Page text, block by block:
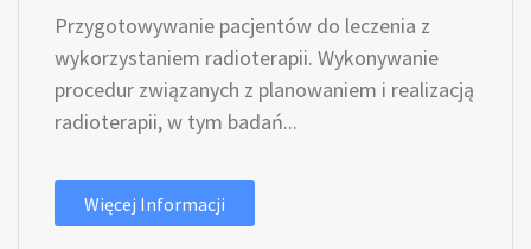
Przygotowywanie pacjentów do leczenia z
wykorzystaniem radioterapii. Wykonywanie
procedur związanych z planowaniem i realizacją
radioterapii, w tym badań...
Więcej Informacji